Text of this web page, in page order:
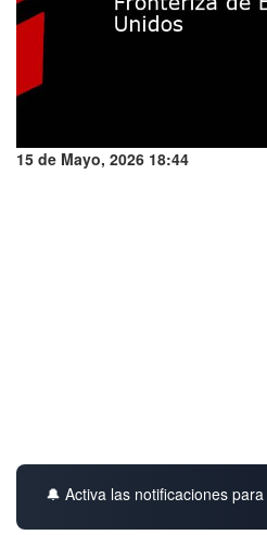
15 de Mayo, 2026 18:44
🔔 Activa las notificaciones